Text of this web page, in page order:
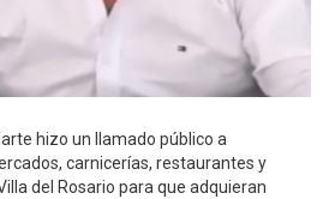
hizo un llamado público a
carnicerías, restaurantes y
del Rosario para que adquieran